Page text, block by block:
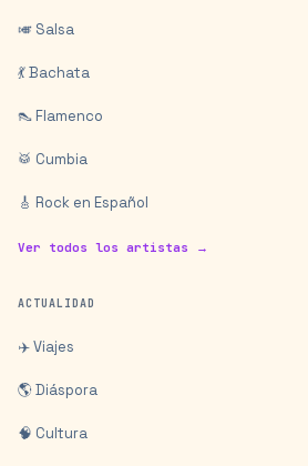
🎺 Salsa
💃 Bachata
👠 Flamenco
🥁 Cumbia
🎸 Rock en Español
Ver todos los artistas →
ACTUALIDAD
✈️ Viajes
🌎 Diáspora
🧠 Cultura